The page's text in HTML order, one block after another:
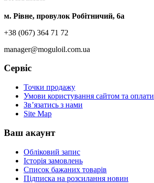
м. Рівне, провулок Робітничий, 6а
+38 (067) 364 71 72
manager@moguloil.com.ua
Сервіс
Точки продажу
Умови користування сайтом та оплати
Зв’язатись з нами
Site Map
Ваш акаунт
Обліковий запис
Історія замовлень
Список бажаних товарів
Підписка на розсилання новин